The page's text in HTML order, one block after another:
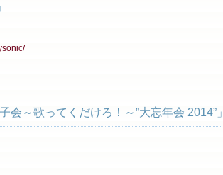
会～歌ってくだけろ！～”大忘年会 2014”」